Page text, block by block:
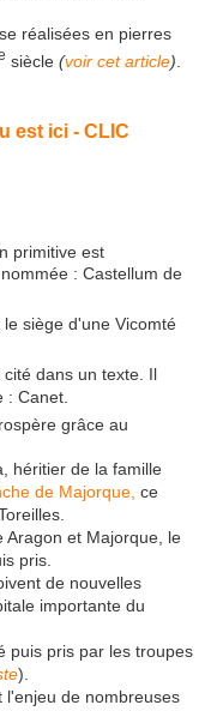
réalisées en pierres
siècle (voir cet article)
est ici - CLIC
primitive est
: Castellum de
siège d'une Vicomté
dans un texte. Il
: Canet.
grâce au
héritier de la famille
de Majorque, ce
Aragon et Majorque, le
pris.
de nouvelles
importante du
puis pris par les troupes
).
l'enjeu de nombreuses